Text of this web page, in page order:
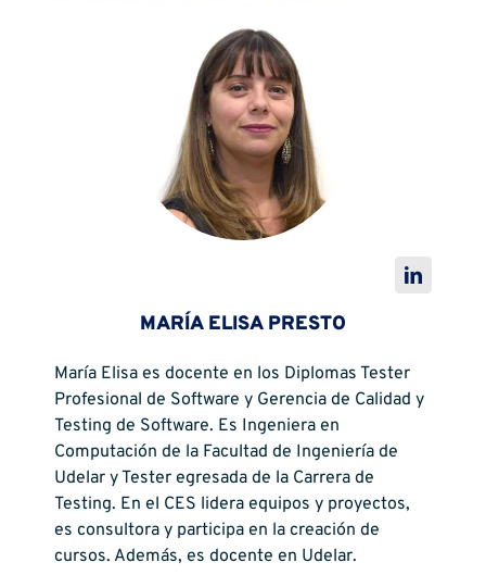
MARÍA ELISA PRESTO
María Elisa es docente en los Diplomas Tester
Profesional de Software y Gerencia de Calidad y
Testing de Software. Es Ingeniera en
Computación de la Facultad de Ingeniería de
Udelar y Tester egresada de la Carrera de
Testing. En el CES lidera equipos y proyectos,
es consultora y participa en la creación de
cursos. Además, es docente en Udelar.